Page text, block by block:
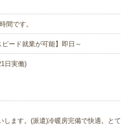
間です。
ード就業が可能】即日～
日実働)
ます。(派遣)冷暖房完備で快適。と